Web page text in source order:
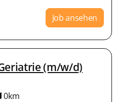
Job ansehen
(m/w/d)
0km